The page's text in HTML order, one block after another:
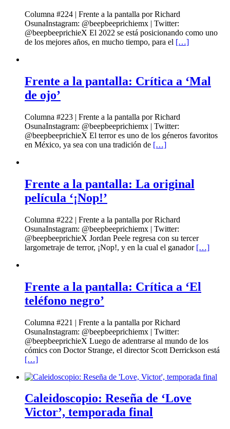
Columna #224 | Frente a la pantalla por Richard
OsunaInstagram: @beepbeeprichiemx | Twitter:
@beepbeeprichieX El 2022 se está posicionando como uno
de los mejores años, en mucho tiempo, para el […]
Frente a la pantalla: Crítica a ‘Mal
de ojo’
Columna #223 | Frente a la pantalla por Richard
OsunaInstagram: @beepbeeprichiemx | Twitter:
@beepbeeprichieX El terror es uno de los géneros favoritos
en México, ya sea con una tradición de […]
Frente a la pantalla: La original
película ‘¡Nop!’
Columna #222 | Frente a la pantalla por Richard
OsunaInstagram: @beepbeeprichiemx | Twitter:
@beepbeeprichieX Jordan Peele regresa con su tercer
largometraje de terror, ¡Nop!, y en la cual el ganador […]
Frente a la pantalla: Crítica a ‘El
teléfono negro’
Columna #221 | Frente a la pantalla por Richard
OsunaInstagram: @beepbeeprichiemx | Twitter:
@beepbeeprichieX Luego de adentrarse al mundo de los
cómics con Doctor Strange, el director Scott Derrickson está
[…]
Caleidoscopio: Reseña de ‘Love
Victor’, temporada final